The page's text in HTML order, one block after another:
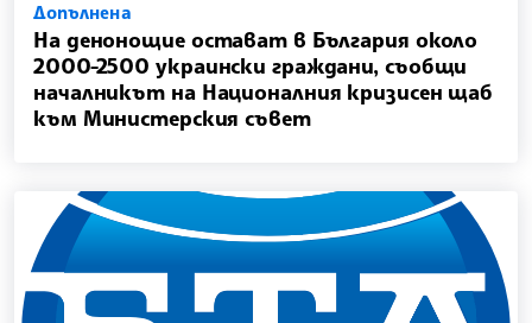
Допълнена
На денонощие остават в България около
2000-2500 украински граждани, съобщи
началникът на Националния кризисен щаб
към Министерския съвет